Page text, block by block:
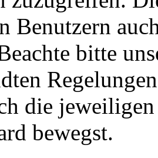
Benutzern
bitte
die
bewegst.